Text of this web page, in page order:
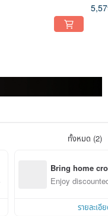
ทั้งหมด (2)
Bring home
n with ease
Enjoy
รายละเอี